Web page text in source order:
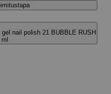
nail polish 21 BUBBLE RUSH